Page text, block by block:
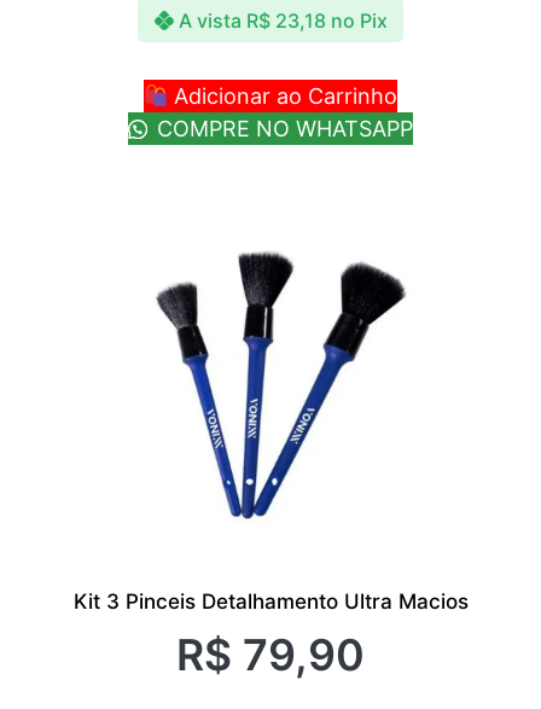
A vista R$23,18 no Pix
Adicionar ao Carrinho
COMPRE NO WHATSAPP
Kit 3 Pinceis Detalhamento Ultra Macios
R$ 79,90